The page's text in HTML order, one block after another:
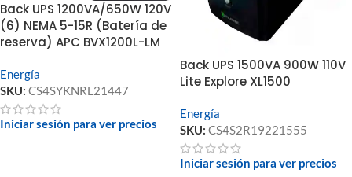
Back UPS 1200VA/650W 120V
(6) NEMA 5-15R (Batería de
reserva) APC BVX1200L-LM
Energía
SKU: CS4SYKNRL21447
Iniciar sesión para ver precios
Back UPS 1500VA 900W 110V
Lite Explore XL1500
Energía
SKU: CS4S2R19221555
Iniciar sesión para ver precios